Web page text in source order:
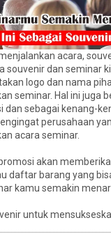
acara,
souvenir dan seminar
logo dan nama
seminar. Hal ini juga
dan sebagai kenang-
perusahaan
acara seminar.
akan
daftar barang yang
kamu semakin
untuk